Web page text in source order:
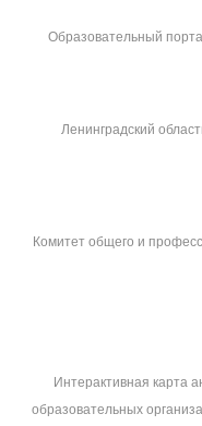
Образовательный
Ленинградский
Комитет общего и
Интерактивная карта
образовательных